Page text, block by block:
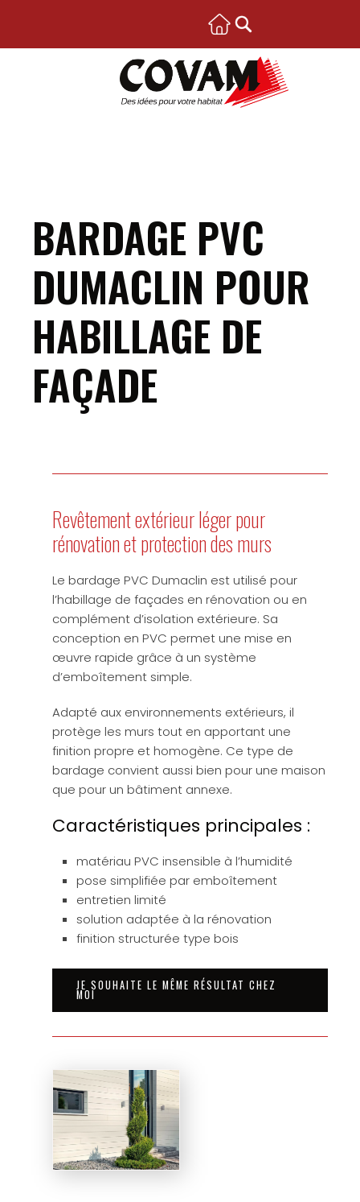
BARDAGE PVC
DUMACLIN POUR
HABILLAGE DE
FAÇADE
Revêtement extérieur léger pour
rénovation et protection des murs
Le bardage PVC Dumaclin est utilisé pour
l’habillage de façades en rénovation ou en
complément d’isolation extérieure. Sa
conception en PVC permet une mise en
œuvre rapide grâce à un système
d’emboîtement simple.
Adapté aux environnements extérieurs, il
protège les murs tout en apportant une
finition propre et homogène. Ce type de
bardage convient aussi bien pour une maison
que pour un bâtiment annexe.
Caractéristiques principales :
matériau PVC insensible à l’humidité
pose simplifiée par emboîtement
entretien limité
solution adaptée à la rénovation
finition structurée type bois
JE SOUHAITE LE MÊME RÉSULTAT CHEZ
MOI